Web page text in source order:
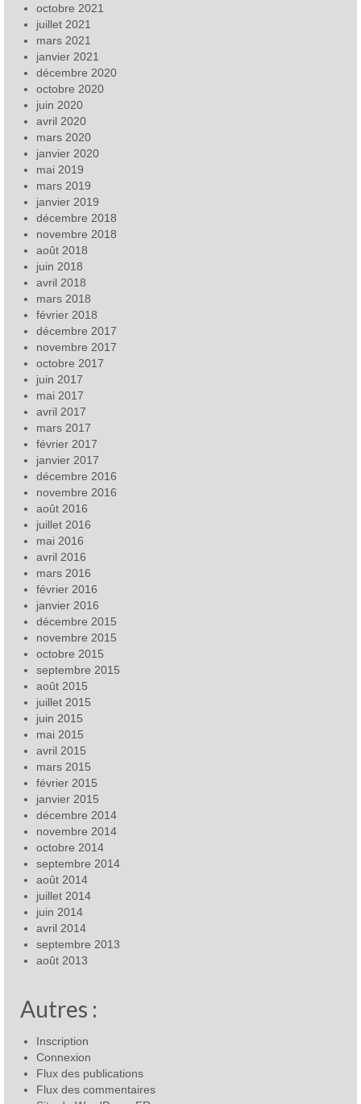
octobre 2021
juillet 2021
mars 2021
janvier 2021
décembre 2020
octobre 2020
juin 2020
avril 2020
mars 2020
janvier 2020
mai 2019
mars 2019
janvier 2019
décembre 2018
novembre 2018
août 2018
juin 2018
avril 2018
mars 2018
février 2018
décembre 2017
novembre 2017
octobre 2017
juin 2017
mai 2017
avril 2017
mars 2017
février 2017
janvier 2017
décembre 2016
novembre 2016
août 2016
juillet 2016
mai 2016
avril 2016
mars 2016
février 2016
janvier 2016
décembre 2015
novembre 2015
octobre 2015
septembre 2015
août 2015
juillet 2015
juin 2015
mai 2015
avril 2015
mars 2015
février 2015
janvier 2015
décembre 2014
novembre 2014
octobre 2014
septembre 2014
août 2014
juillet 2014
juin 2014
avril 2014
septembre 2013
août 2013
Autres :
Inscription
Connexion
Flux des publications
Flux des commentaires